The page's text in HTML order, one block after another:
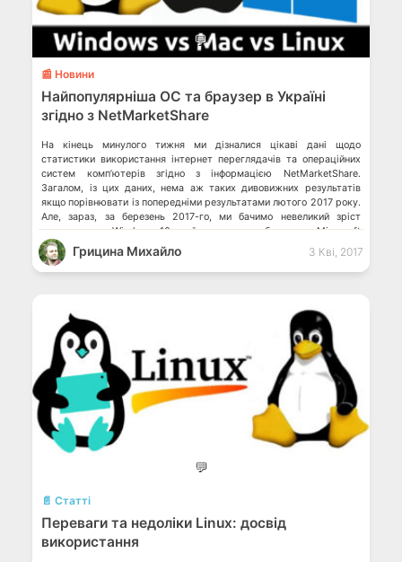
💬
📰 Новини
Найпопулярніша ОС та браузер в Україні
згідно з NetMarketShare
На кінець минулого тижня ми дізналися цікаві дані щодо
статистики використання інтернет переглядачів та операційних
систем комп’ютерів згідно з інформацією NetMarketShare.
Загалом, із цих даних, нема аж таких дивовижних результатів
якщо порівнювати із попередніми результатами лютого 2017 року.
Але, зараз, за березень 2017-го, ми бачимо невеликий зріст
використання Windows 10 та його власного браузера, Microsoft
Edge. Доля […]Грицина Михайло 3 Кві, 2017
💬
📄 Статті
Переваги та недоліки Linux: досвід
використання